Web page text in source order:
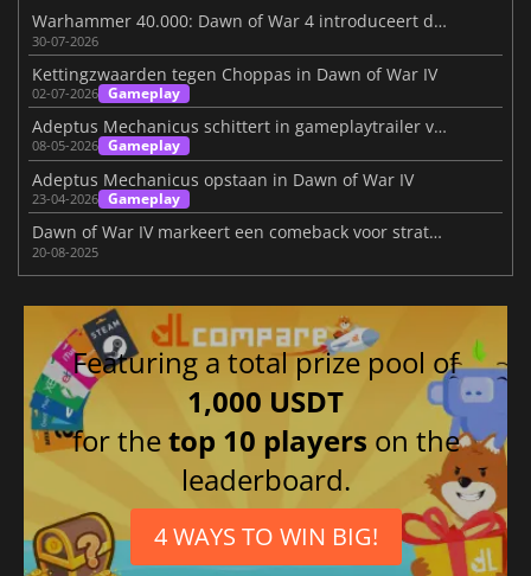
Warhammer 40.000: Dawn of War 4 introduceert de Necron-factie
30-07-2026
Kettingzwaarden tegen Choppas in Dawn of War IV
02-07-2026 Gameplay
Adeptus Mechanicus schittert in gameplaytrailer van Dawn of War 4
08-05-2026 Gameplay
Adeptus Mechanicus opstaan in Dawn of War IV
23-04-2026 Gameplay
Dawn of War IV markeert een comeback voor strategiefans
20-08-2025
Featuring a total prize pool of
1,000 USDT
for thetop 10 players on the
leaderboard.
4 WAYS TO WIN BIG!